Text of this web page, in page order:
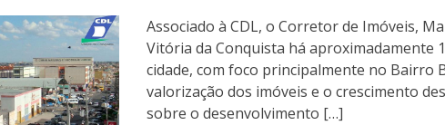
Associado à CDL, o Corretor de Imóveis,
Vitória da Conquista há aproximadamente
cidade, com foco principalmente no Bairro
valorização dos imóveis e o crescimento
sobre o desenvolvimento […]